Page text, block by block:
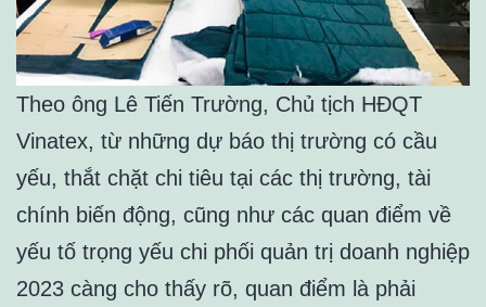
Theo ông Lê Tiến Trường, Chủ tịch HĐQT
Vinatex, từ những dự báo thị trường có cầu
yếu, thắt chặt chi tiêu tại các thị trường, tài
chính biến động, cũng như các quan điểm về
yếu tố trọng yếu chi phối quản trị doanh nghiệp
2023 càng cho thấy rõ, quan điểm là phải